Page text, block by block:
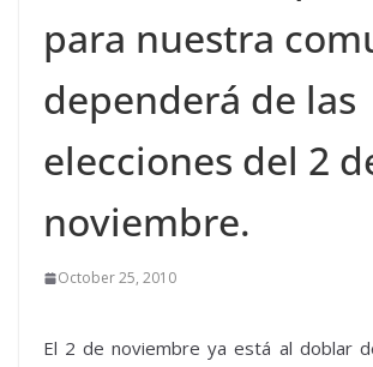
para nuestra
dependerá de las
elecciones del 2
noviembre.
October 25, 2010
El 2 de noviembre ya está al doblar